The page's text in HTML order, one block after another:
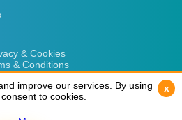
& Cookies
& Conditions
improve our services. By using
to cookies.
x
improve our services. By using
to cookies.
x